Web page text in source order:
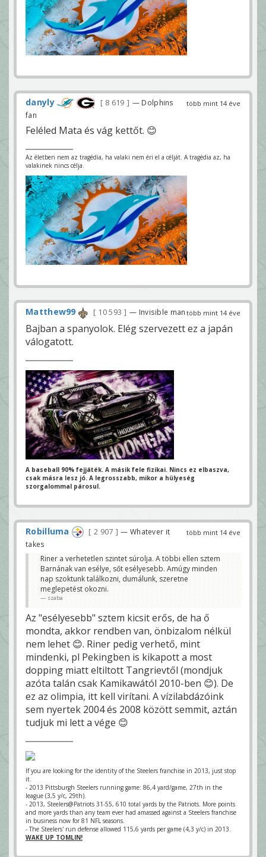
több mint 14 éve
danyly 8 619
— Dolphins
fan
Feléled Mata és vág kettőt. 😊
Az életben nem az tragédia, ha valaki nem éri el a célját. A tragédia az, ha
valakinek nincs célja.
több mint 14 éve
Matthew99 10 593 — Invisible man
Bajban a spanyolok. Elég szervezett ez a japán
válogatott.
A baseball 90% fejjáték. A másik fele fizikai. Nincs ez elbaszva,
csak másra lesz jó. A legrosszabb, mikor a hülyeség
szorgalommal párosul.
több mint 14 éve
Robilluma 2 907
— Whatever it
takes
Riner a verhetetlen szintet súrolja. A többi ellen sztem
Barnának van esélye, sőt esélyesebb. Amúgy minden
nap szoktunk találkozni, dumálunk, szeretne
meglepetést okozni.
szaba
Az "esélyesebb" sztem kicsit erős, de ha ő
mondta, akkor rendben van, önbizalom nélkül
nem lehet 😊. Riner pedig verhető, mint
mindenki, pl Pekingben is kikapott a most
dopping miatt eltiltott Tangrievtől (mondjuk
azóta talán csak Kamikawától 2010-ben 😊). De
ez az olimpia, itt kell virítani. A vízilabdázóink
sem nyertek 2004 és 2008 között semmit, aztán
tudjuk mi lett a vége 😊
If you are looking for the identity of the Steelers franchise in 2013, just stop
it.
- 2013 Pittsburgh Steelers running game: 86,4 yard/game, 27th in the
league (3,5 y/c, 29th).
- 2013, Steelers@Patriots 31-55, 610 total yards by the Patriots. More points
and more yards than any team ever had amassed against a Steelers franchise
in business now for 81 NFL seasons.
- The Steelers' run defense allowed 115,6 yards per game (4,3 y/c) in 2013.
WAKE UP TOMLIN!